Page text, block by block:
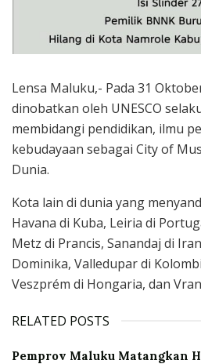
Lensa Maluku,- Pada 31
dinobatkan oleh UNESCO
membidangi pendidikan, ilmu
kebudayaan sebagai City of
Dunia.
Kota lain di dunia yang
Havana di Kuba, Leiria di
Metz di Prancis, Sanandaj di
Dominika, Valledupar di
Veszprém di Hongaria, dan
RELATED POSTS
‎Pemprov Maluku Matangkan